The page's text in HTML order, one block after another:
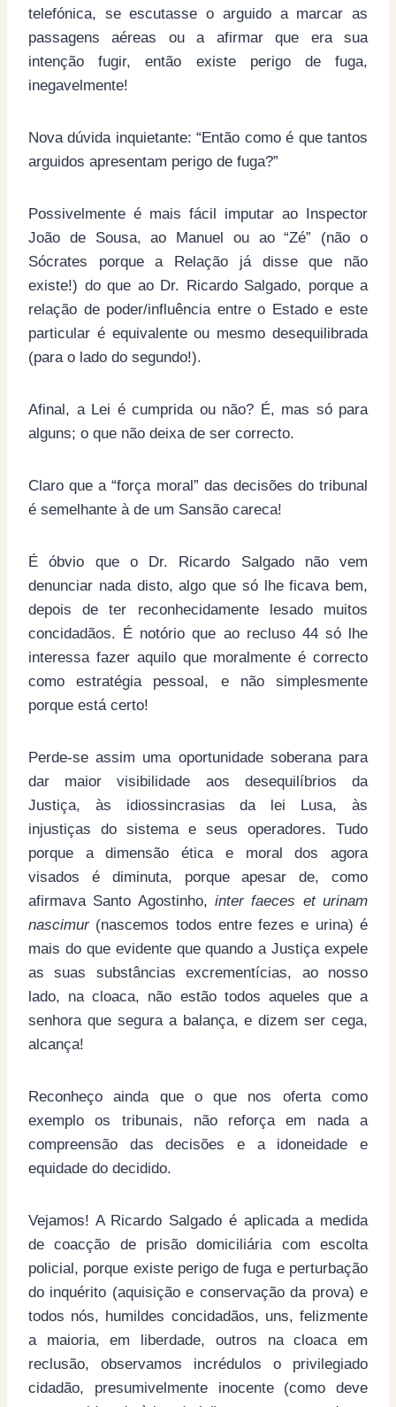
telefónica, se escutasse o arguido a marcar as
passagens aéreas ou a afirmar que era sua
intenção fugir, então existe perigo de fuga,
inegavelmente!
Nova dúvida inquietante: “Então como é que tantos
arguidos apresentam perigo de fuga?”
Possivelmente é mais fácil imputar ao Inspector
João de Sousa, ao Manuel ou ao “Zé” (não o
Sócrates porque a Relação já disse que não
existe!) do que ao Dr. Ricardo Salgado, porque a
relação de poder/influência entre o Estado e este
particular é equivalente ou mesmo desequilibrada
(para o lado do segundo!).
Afinal, a Lei é cumprida ou não? É, mas só para
alguns; o que não deixa de ser correcto.
Claro que a “força moral” das decisões do tribunal
é semelhante à de um Sansão careca!
É óbvio que o Dr. Ricardo Salgado não vem
denunciar nada disto, algo que só lhe ficava bem,
depois de ter reconhecidamente lesado muitos
concidadãos. É notório que ao recluso 44 só lhe
interessa fazer aquilo que moralmente é correcto
como estratégia pessoal, e não simplesmente
porque está certo!
Perde-se assim uma oportunidade soberana para
dar maior visibilidade aos desequilíbrios da
Justiça, às idiossincrasias da lei Lusa, às
injustiças do sistema e seus operadores. Tudo
porque a dimensão ética e moral dos agora
visados é diminuta, porque apesar de, como
afirmava Santo Agostinho, inter faeces et urinam
nascimur(nascemos todos entre fezes e urina) é
mais do que evidente que quando a Justiça expele
as suas substâncias excrementícias, ao nosso
lado, na cloaca, não estão todos aqueles que a
senhora que segura a balança, e dizem ser cega,
alcança!
Reconheço ainda que o que nos oferta como
exemplo os tribunais, não reforça em nada a
compreensão das decisões e a idoneidade e
equidade do decidido.
Vejamos! A Ricardo Salgado é aplicada a medida
de coacção de prisão domiciliária com escolta
policial, porque existe perigo de fuga e perturbação
do inquérito (aquisição e conservação da prova) e
todos nós, humildes concidadãos, uns, felizmente
a maioria, em liberdade, outros na cloaca em
reclusão, observamos incrédulos o privilegiado
cidadão, presumivelmente inocente (como deve